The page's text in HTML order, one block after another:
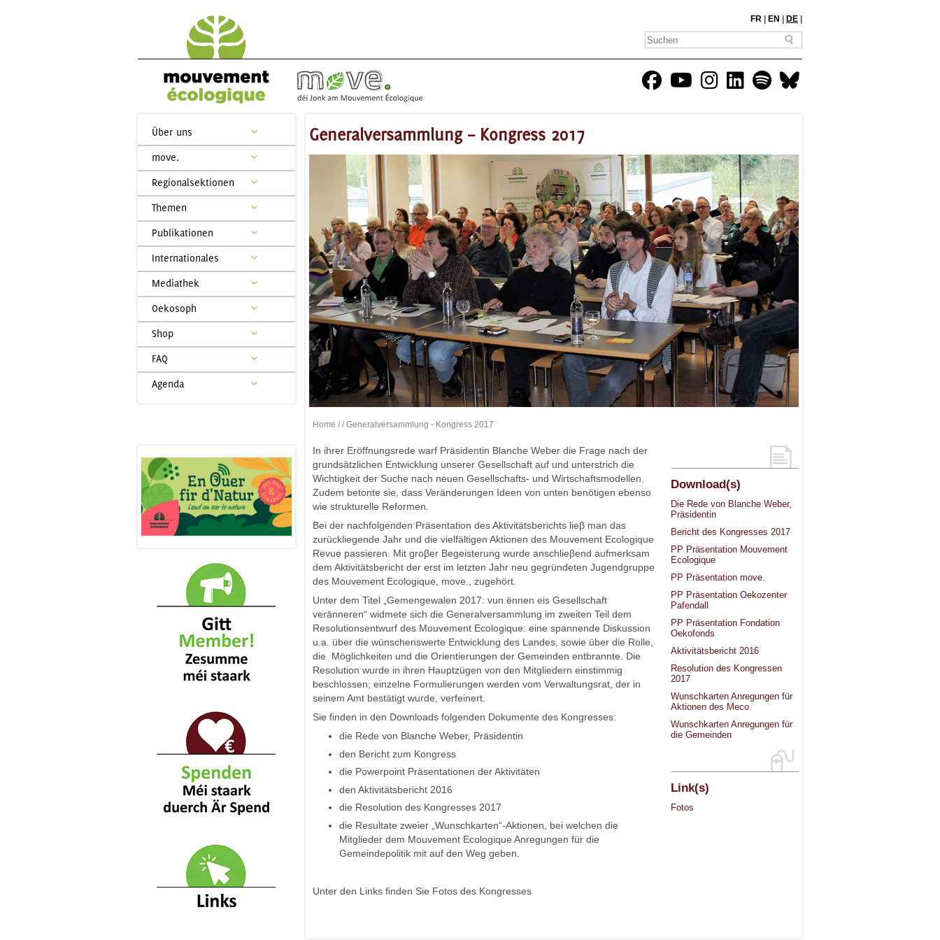
FR EN DE
Über uns
move.
Regionalsektionen
Themen
Publikationen
Internationales
Mediathek
Oekosoph
Shop
FAQ
Agenda
Generalversammlung – Kongress 2017
Home // Generalversammlung - Kongress 2017
Download(s)
Die Rede von Blanche Weber,
Präsidentin
Bericht des Kongresses 2017
PP Präsentation Mouvement
Ecologique
PP Präsentation move.
PP Präsentation Oekozenter
Pafendall
PP Präsentation Fondation
Oekofonds
Aktivitätsbericht 2016
Resolution des Kongressen
2017
Wunschkarten Anregungen für
Aktionen des Meco
Wunschkarten Anregungen für
die Gemeinden
Link(s)
Fotos
In ihrer Eröffnungsrede warf Präsidentin Blanche Weber die Frage nach der
grundsätzlichen Entwicklung unserer Gesellschaft auf und unterstrich die
Wichtigkeit der Suche nach neuen Gesellschafts- und Wirtschaftsmodellen.
Zudem betonte sie, dass Veränderungen Ideen von unten benötigen ebenso
wie strukturelle Reformen.
Bei der nachfolgenden Präsentation des Aktivitätsberichts lieβ man das
zurückliegende Jahr und die vielfältigen Aktionen des Mouvement Ecologique
Revue passieren. Mit groβer Begeisterung wurde anschlieβend aufmerksam
dem Aktivitätsbericht der erst im letzten Jahr neu gegründeten Jugendgruppe
des Mouvement Ecologique, move., zugehört.
Unter dem Titel „Gemengewalen 2017: vun ënnen eis Gesellschaft
veränneren“ widmete sich die Generalversammlung im zweiten Teil dem
Resolutionsentwurf des Mouvement Ecologique: eine spannende Diskussion
u.a. über die wünschenswerte Entwicklung des Landes, sowie über die Rolle,
die Möglichkeiten und die Orientierungen der Gemeinden entbrannte. Die
Resolution wurde in ihren Hauptzügen von den Mitgliedern einstimmig
beschlossen; einzelne Formulierungen werden vom Verwaltungsrat, der in
seinem Amt bestätigt wurde, verfeinert.
Sie finden in den Downloads folgenden Dokumente des Kongresses:
die Rede von Blanche Weber, Präsidentin
den Bericht zum Kongress
die Powerpoint Präsentationen der Aktivitäten
den Aktivitätsbericht 2016
die Resolution des Kongresses 2017
die Resultate zweier „Wunschkarten“-Aktionen, bei welchen die
Mitglieder dem Mouvement Ecologique Anregungen für die
Gemeindepolitik mit auf den Weg geben.
Unter den Links finden Sie Fotos des Kongresses